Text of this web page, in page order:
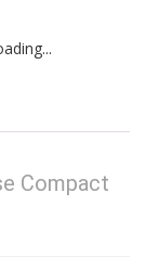
Compact